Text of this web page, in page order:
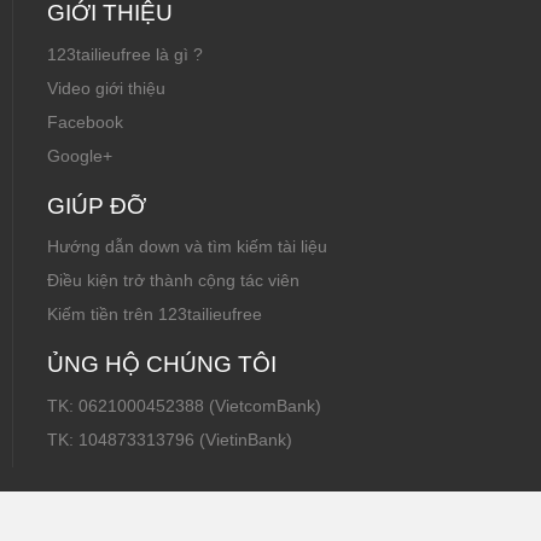
GIỚI THIỆU
123tailieufree là gì ?
Video giới thiệu
Facebook
Google+
GIÚP ĐỠ
Hướng dẫn down và tìm kiếm tài liệu
Điều kiện trở thành cộng tác viên
Kiếm tiền trên 123tailieufree
ỦNG HỘ CHÚNG TÔI
TK: 0621000452388 (VietcomBank)
TK: 104873313796 (VietinBank)